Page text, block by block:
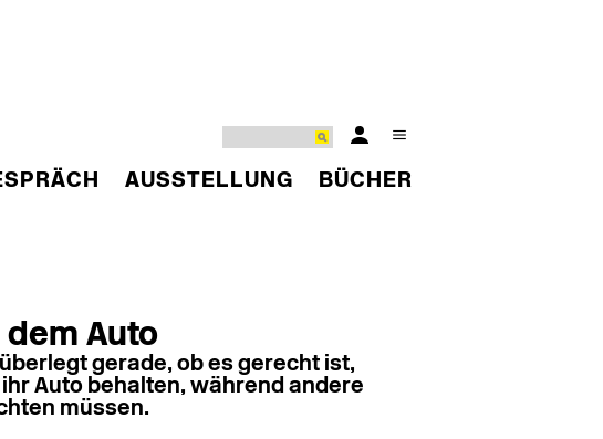
AUSSTELLUNG BÜCHER
Auto
gerade, ob es gerecht ist,
Auto behalten, während andere
müssen.